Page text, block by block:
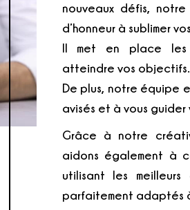
nouveaux défis,
d’honneur à sublimer
Il met en place les
atteindre vos objectifs.
De plus, notre équipe
avisés et à vous guider
Grâce à notre
aidons également à
utilisant les meilleurs
parfaitement adaptés